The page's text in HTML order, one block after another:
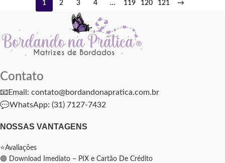
1 2 3 4 … 119 120 121 →
Contato
📧Email: contato@bordandonapratica.com.br
💬WhatsApp: (31) 7127-7432
NOSSAS VANTAGENS
⭐Avaliações
🟢 Download Imediato – PIX e Cartão De Crédito